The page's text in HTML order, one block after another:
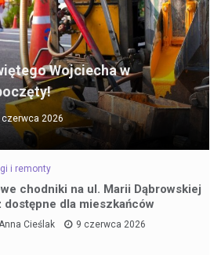
Wojciecha w
czerwca 2026
i remonty
chodniki na ul. Marii Dąbrowskiej
dostępne dla mieszkańców
Cieślak 9 czerwca 2026